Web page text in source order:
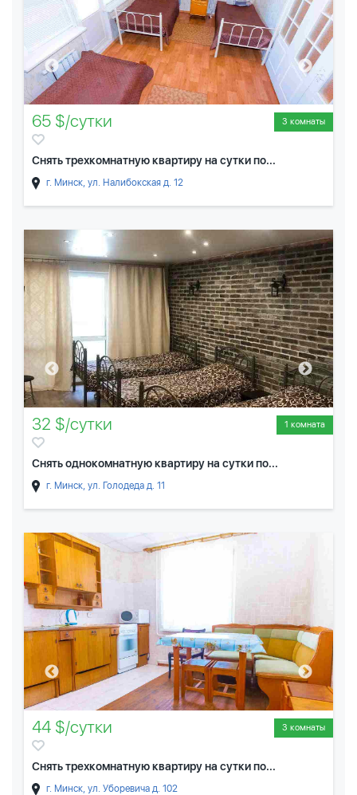
3 комнаты
65 $/сутки
Снять трехкомнатную квартиру на сутки по...
г. Минск, ул. Налибокская д. 12
1 комната
32 $/сутки
Снять однокомнатную квартиру на сутки по...
г. Минск, ул. Голодеда д. 11
3 комнаты
44 $/сутки
Снять трехкомнатную квартиру на сутки по...
г. Минск, ул. Уборевича д. 102